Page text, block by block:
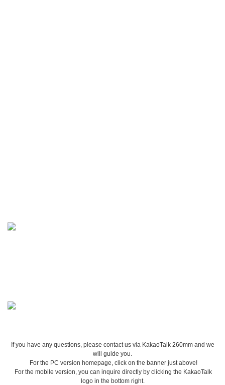
If you have any questions, please contact us via KakaoTalk 260mm and we
will guide you.
For the PC version homepage, click on the banner just above!
For the mobile version, you can inquire directly by clicking the KakaoTalk
logo in the bottom right.